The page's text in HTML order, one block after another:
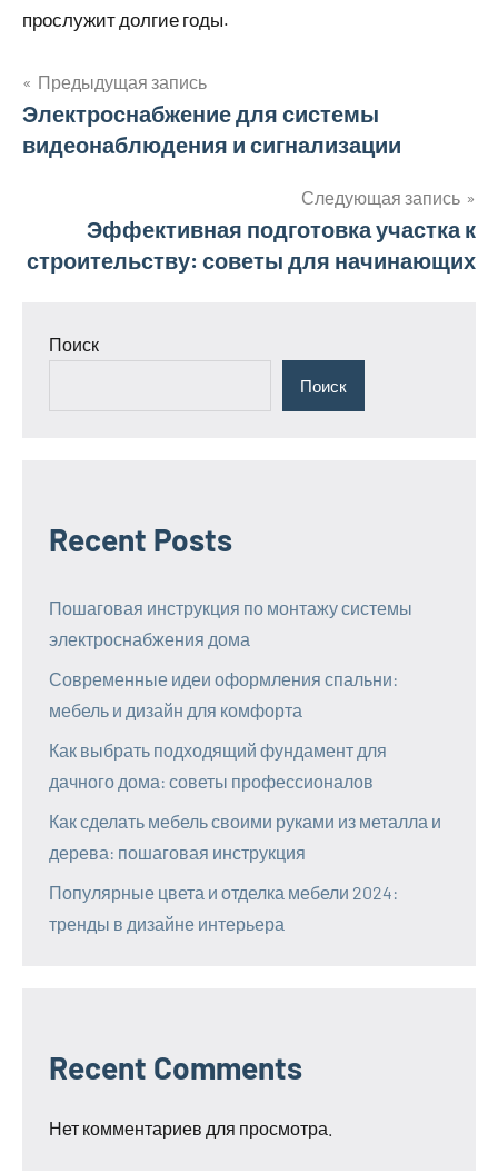
прослужит долгие годы.
Навигация
по
Предыдущая запись
Электроснабжение для системы
видеонаблюдения и сигнализации
Следующая запись
Эффективная подготовка участка к
строительству: советы для начинающих
Поиск
Поиск
Recent Posts
Пошаговая инструкция по монтажу системы
электроснабжения дома
Современные идеи оформления спальни:
мебель и дизайн для комфорта
Как выбрать подходящий фундамент для
дачного дома: советы профессионалов
Как сделать мебель своими руками из металла и
дерева: пошаговая инструкция
Популярные цвета и отделка мебели 2024:
тренды в дизайне интерьера
Recent Comments
Нет комментариев для просмотра.